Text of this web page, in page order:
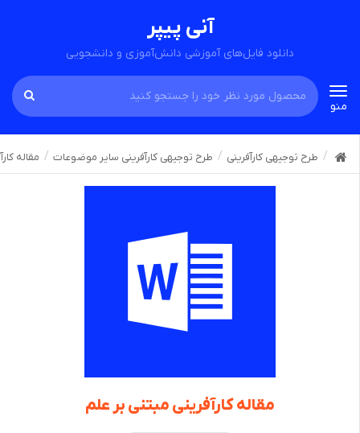
آنی پیپر
دانلود فایل‌های آموزشی دانش‌آموزی و دانشجویی
Toggle
navigation
منو
طرح توجیهی کارآفرینی طرح توجیهی کارآفرینی سایر موضوعات مقاله
مقاله کارآفرینی مبتنی بر علم